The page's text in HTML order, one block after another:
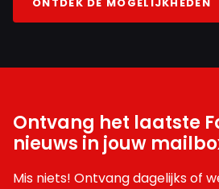
ONTDEK DE MOGELIJKHEDEN
Ontvang het laatste
nieuws in jouw
Mis niets! Ontvang dagelijks of